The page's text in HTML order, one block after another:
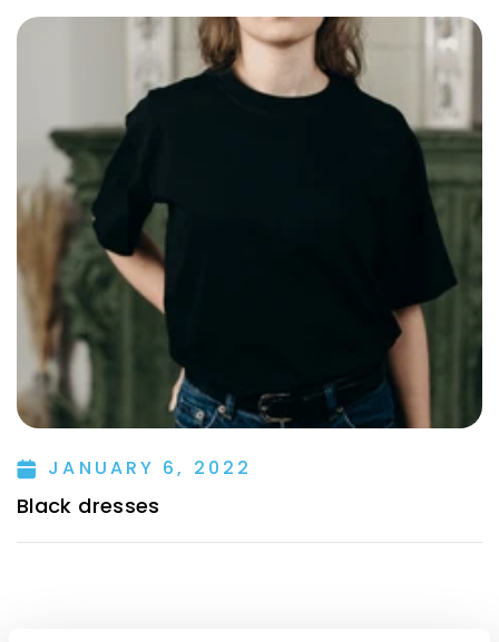
JANUARY 6, 2022
Black dresses